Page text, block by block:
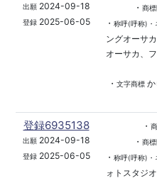
出願2024-09-18
登録2025-06-05
・ 商
・ 称呼(呼称)・
ングオーサ
オーサカ、
・ 文字商標か
登録6935138
出願2024-09-18
登録2025-06-05
・
・ 商
・ 称呼(呼称)・
ォトスタジ